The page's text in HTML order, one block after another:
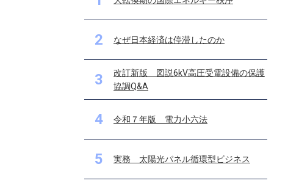
2 なぜ日本経済は停滞したのか
3
改訂新版 図説6kV高圧受電設備の保護
協調Q&A
4 令和７年版 電力小六法
5 実務 太陽光パネル循環型ビジネス